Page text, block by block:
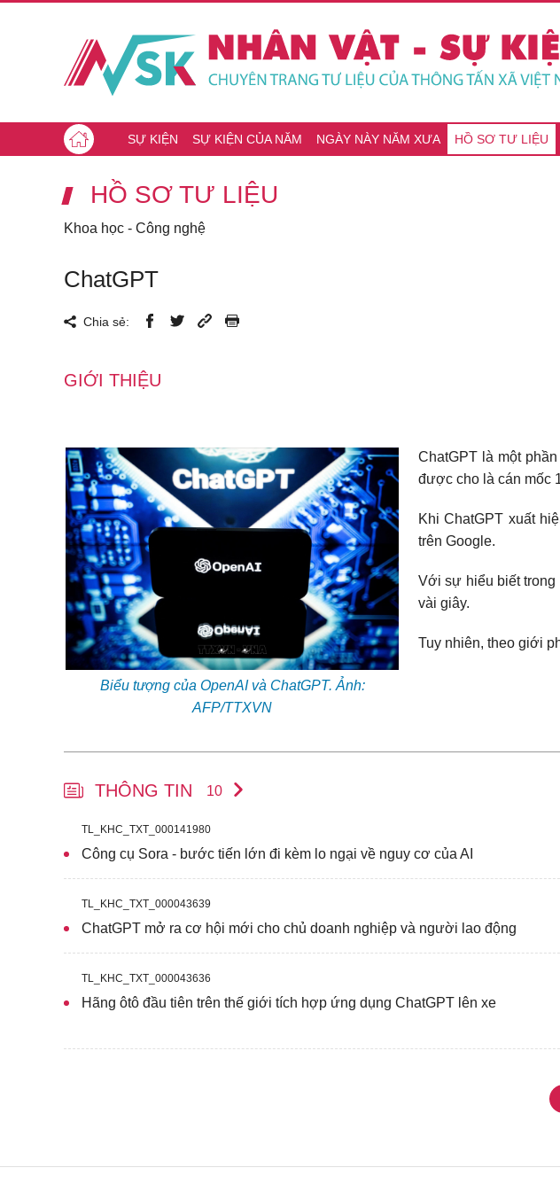
SỰ KIỆN SỰ KIỆN CỦA NĂM NGÀY NÀY NĂM XƯA HỒ SƠ TƯ LIỆU
HỒ SƠ TƯ LIỆU
Khoa học - Công nghệ
ChatGPT
Chia sẻ:
GIỚI THIỆU
Biểu tượng của OpenAI và ChatGPT. Ảnh:
AFP/TTXVN
ChatGPT là một
được cho là cán mốc
Khi ChatGPT xuất
trên Google.
Với sự hiểu biết
vài giây.
Tuy nhiên, theo giới
THÔNG TIN 10
TL_KHC_TXT_000141980
Công cụ Sora - bước tiến lớn đi kèm lo ngại về nguy cơ của AI
TL_KHC_TXT_000043639
ChatGPT mở ra cơ hội mới cho chủ doanh nghiệp và người lao động
TL_KHC_TXT_000043636
Hãng ôtô đầu tiên trên thế giới tích hợp ứng dụng ChatGPT lên xe